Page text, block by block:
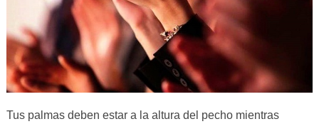
Tus palmas deben estar a la altura del pecho mientras